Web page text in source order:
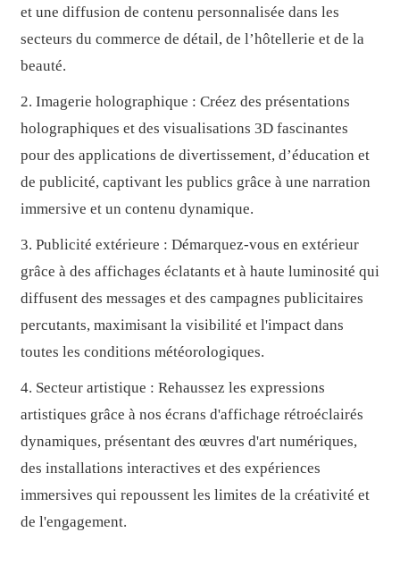
et une diffusion de contenu personnalisée dans les
secteurs du commerce de détail, de l’hôtellerie et de la
beauté.
2. Imagerie holographique : Créez des présentations
holographiques et des visualisations 3D fascinantes
pour des applications de divertissement, d’éducation et
de publicité, captivant les publics grâce à une narration
immersive et un contenu dynamique.
3. Publicité extérieure : Démarquez-vous en extérieur
grâce à des affichages éclatants et à haute luminosité qui
diffusent des messages et des campagnes publicitaires
percutants, maximisant la visibilité et l'impact dans
toutes les conditions météorologiques.
4. Secteur artistique : Rehaussez les expressions
artistiques grâce à nos écrans d'affichage rétroéclairés
dynamiques, présentant des œuvres d'art numériques,
des installations interactives et des expériences
immersives qui repoussent les limites de la créativité et
de l'engagement.